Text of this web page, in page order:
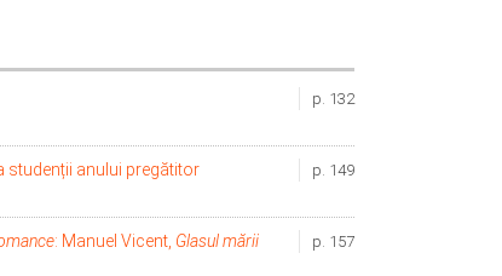
p. 132
p. 149
studenții anului pregătitor
p. 157
: Manuel Vicent, Glasul mării